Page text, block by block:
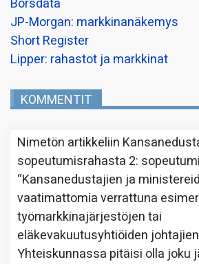
Borsdata
JP-Morgan: markkinanäkemys
Short Register
Lipper: rahastot ja markkinat
KOMMENTIT
Nimetön artikkeliin
sopeutumisrahasta 2:
“Kansanedustajien ja
vaatimattomia verrattuna
työmarkkinajärjestöjen tai
eläkevakuutusyhtiöiden
Yhteiskunnassa pitäisi olla joku